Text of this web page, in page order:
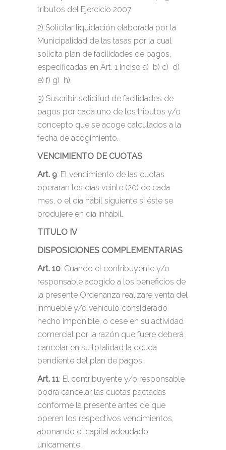
tributos del Ejercicio 2007.
2) Solicitar liquidación elaborada por la
Municipalidad de las tasas por la cual
solicita plan de facilidades de pagos,
especificadas en Art. 1 inciso a) b) c) d)
e) f) g) h).
3) Suscribir solicitud de facilidades de
pagos por cada uno de los tributos y/o
concepto que se acoge calculados a la
fecha de acogimiento.
VENCIMIENTO DE CUOTAS
Art. 9: El vencimiento de las cuotas
operaran los días veinte (20) de cada
mes, o el día hábil siguiente si éste se
produjere en día inhábil.
TITULO IV
DISPOSICIONES COMPLEMENTARIAS
Art. 10: Cuando el contribuyente y/o
responsable acogido a los beneficios de
la presente Ordenanza realizare venta del
inmueble y/o vehículo considerado
hecho imponible, o cese en su actividad
comercial por la razón que fuere deberá
cancelar en su totalidad la deuda
pendiente del plan de pagos.
Art. 11: El contribuyente y/o responsable
podrá cancelar las cuotas pactadas
conforme la presente antes de que
operen los respectivos vencimientos,
abonando el capital adeudado
únicamente.